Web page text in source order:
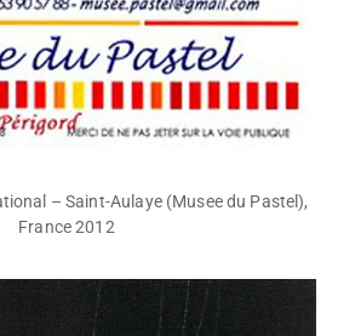
– Saint-Aulaye (Musee du Pastel),
France 2012